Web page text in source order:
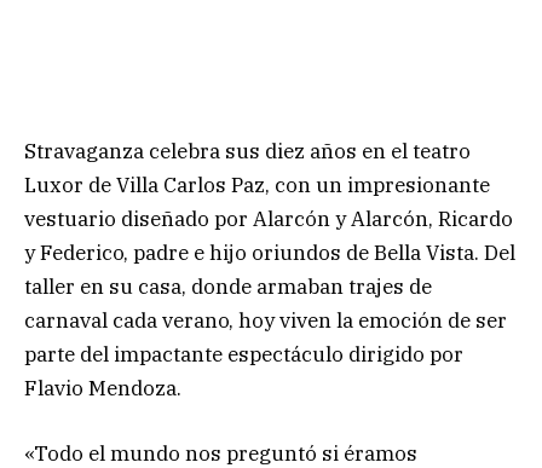
Stravaganza celebra sus diez años en el teatro
Luxor de Villa Carlos Paz, con un impresionante
vestuario diseñado por Alarcón y Alarcón, Ricardo
y Federico, padre e hijo oriundos de Bella Vista. Del
taller en su casa, donde armaban trajes de
carnaval cada verano, hoy viven la emoción de ser
parte del impactante espectáculo dirigido por
Flavio Mendoza.
«Todo el mundo nos preguntó si éramos